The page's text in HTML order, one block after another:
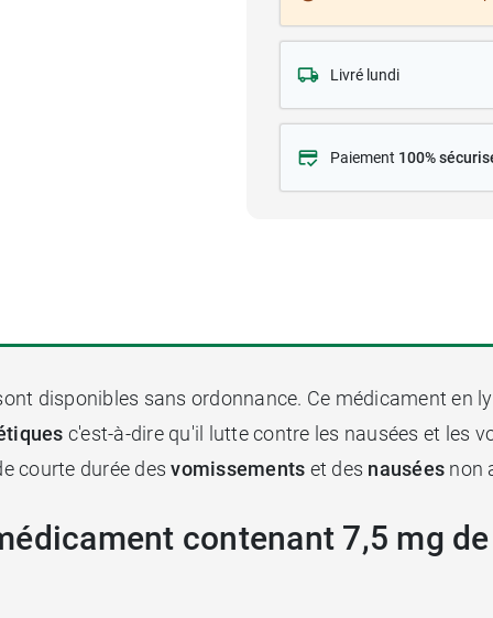
Livré lundi
Paiement 100%
disponibles sans ordonnance. Ce médicament en
c'est-à-dire qu'il lutte contre les nausées et les
courte durée desvomissements et des nausées non
contenant 7,5 mg